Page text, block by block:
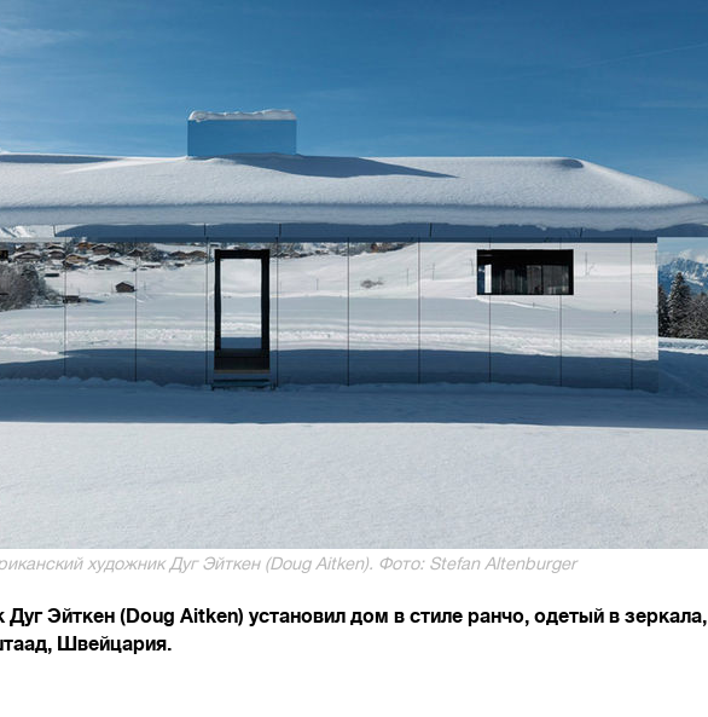
художник Дуг Эйткен (Doug Aitken). Фото: Stefan Altenburger
Эйткен (Doug Aitken) установил дом в стиле ранчо, одетый в зеркала,
Швейцария.